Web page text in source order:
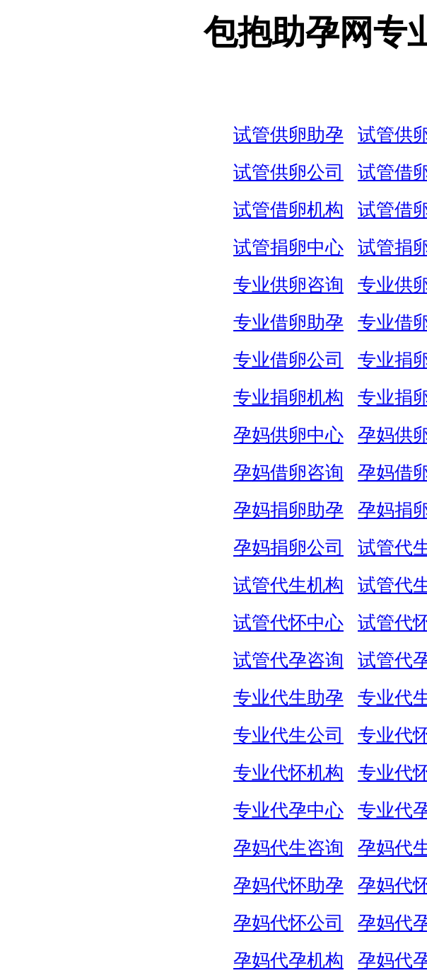
包抱助孕网专
试管供卵助孕 试管供
试管供卵公司
试管借
试管借卵机构
试管借
试管捐卵中心
试管捐
专业供卵咨询
专业供
专业借卵助孕
专业借
专业借卵公司
专业捐
专业捐卵机构
专业捐
孕妈供卵中心
孕妈供
孕妈借卵咨询
孕妈借
孕妈捐卵助孕
孕妈捐
孕妈捐卵公司
试管代
试管代生机构
试管代
试管代怀中心
试管代
试管代孕咨询
试管代
专业代生助孕
专业代
专业代生公司
专业代
专业代怀机构
专业代
专业代孕中心
专业代
孕妈代生咨询
孕妈代
孕妈代怀助孕
孕妈代
孕妈代怀公司
孕妈代
孕妈代孕机构
孕妈代